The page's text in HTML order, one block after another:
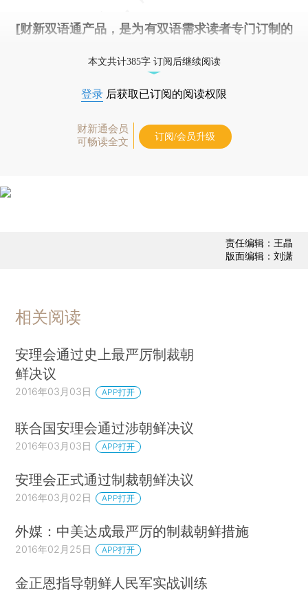
[财新双语通产品，是为有双语需求读者专门订制的
本文共计385字 订阅后继续阅读
登录 后获取已订阅的阅读权限
财新通会员
可畅读全文
订阅/会员升级
责任编辑：王晶
版面编辑：刘潇
相关阅读
安理会通过史上最严厉制裁朝
鲜决议
2016年03月03日 APP打开
联合国安理会通过涉朝鲜决议
2016年03月03日 APP打开
安理会正式通过制裁朝鲜决议
2016年03月02日 APP打开
外媒：中美达成最严厉的制裁朝鲜措施
2016年02月25日 APP打开
金正恩指导朝鲜人民军实战训练